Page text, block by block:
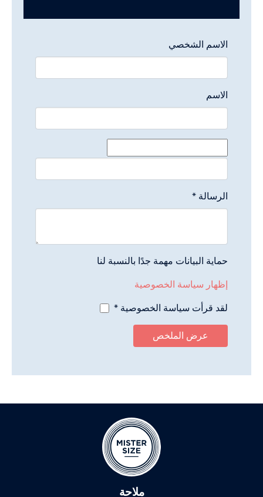
الاسم الشخصي
الاسم
الرسالة *
حماية البيانات مهمة جدًا بالنسبة لنا
إظهار سياسة الخصوصية
لقد قرأت سياسة الخصوصية *
عرض الملخص
ملاحة